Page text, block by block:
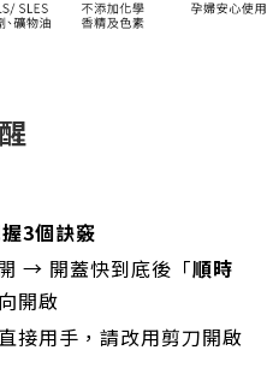
3個訣竅
→ 開蓋快到底後「順時
開啟
接用手，請改用剪刀開啟